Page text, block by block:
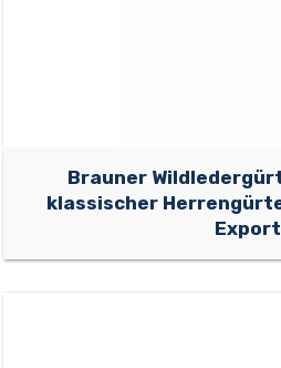
Brauner
klassischer
Export